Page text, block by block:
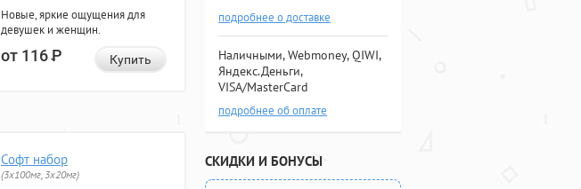
Новые, яркие ощущения для
девушек и женщин.
от 116Р Купить
Софт набор
(3x100мг, 3x20мг)
подробнее о доставке
Наличными, Webmoney, QIWI,
Яндекс.Деньги,
VISA/MasterCard
подробнее об оплате
СКИДКИ И БОНУСЫ